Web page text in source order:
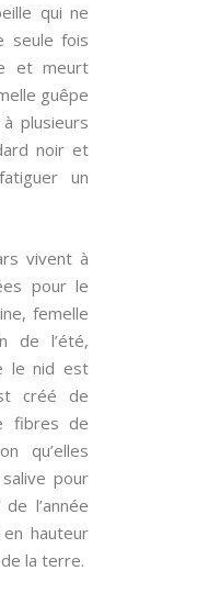
qui ne
seule fois
et meurt
guêpe
plusieurs
noir et
un
vivent à
pour le
femelle
de l’été,
le nid est
créé de
fibres de
qu’elles
pour
l’année
en hauteur
la terre.